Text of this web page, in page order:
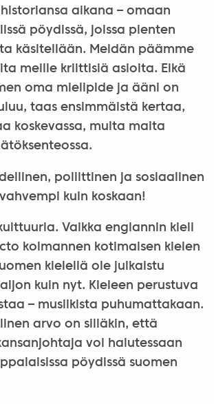
aikana – omaan
pöydissä, joissa pienten
käsitellään. Meidän päämme
meille kriittisiä asioita. Eikä
oma mielipide ja ääni on
taas ensimmäistä kertaa,
koskevassa, muita maita
poliittinen ja sosiaalinen
kuin koskaan!
Vaikka englannin kieli
kolmannen kotimaisen kielen
kielellä ole julkaistu
kuin nyt. Kieleen perustuva
– musiikista puhumattakaan.
arvo on silläkin, että
voi halutessaan
pöydissä suomen